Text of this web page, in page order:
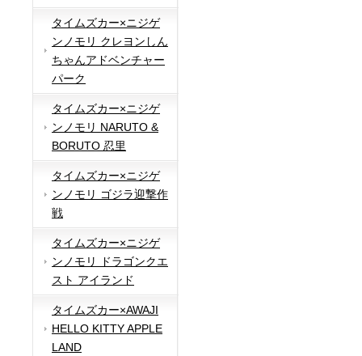
タイムズカー×ニジゲ
ンノモリ クレヨンしん
ちゃんアドベンチャー
パーク
タイムズカー×ニジゲ
ンノモリ NARUTO &
BORUTO 忍里
タイムズカー×ニジゲ
ンノモリ ゴジラ迎撃作
戦
タイムズカー×ニジゲ
ンノモリ ドラゴンクエ
スト アイランド
タイムズカー×AWAJI
HELLO KITTY APPLE
LAND